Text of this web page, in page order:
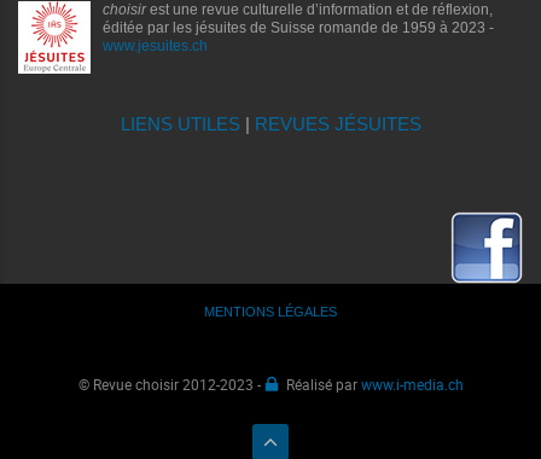
choisirest une revue culturelle d’information et de réflexion,
éditée par les jésuites de Suisse romande de 1959 à 2023 -
www.jesuites.ch
LIENS UTILES| REVUES JÉSUITES
MENTIONS LÉGALES
© Revue choisir 2012-2023 - Réalisé parwww.i-media.ch